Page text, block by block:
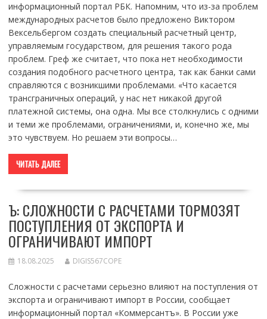
информационный портал РБК. Напомним, что из-за проблем
международных расчетов было предложено Виктором
Вексельбергом создать специальный расчетный центр,
управляемым государством, для решения такого рода
проблем. Греф же считает, что пока нет необходимости
создания подобного расчетного центра, так как банки сами
справляются с возникшими проблемами. «Что касается
трансграничных операций, у нас нет никакой другой
платежной системы, она одна. Мы все столкнулись с одними
и теми же проблемами, ограничениями, и, конечно же, мы
это чувствуем. Но решаем эти вопросы…
ЧИТАТЬ ДАЛЕЕ
Ъ: СЛОЖНОСТИ С РАСЧЕТАМИ ТОРМОЗЯТ
ПОСТУПЛЕНИЯ ОТ ЭКСПОРТА И
ОГРАНИЧИВАЮТ ИМПОРТ
18.08.2025 DIGIS567COPE
Сложности с расчетами серьезно влияют на поступления от
экспорта и ограничивают импорт в России, сообщает
информационный портал «Коммерсантъ». В России уже